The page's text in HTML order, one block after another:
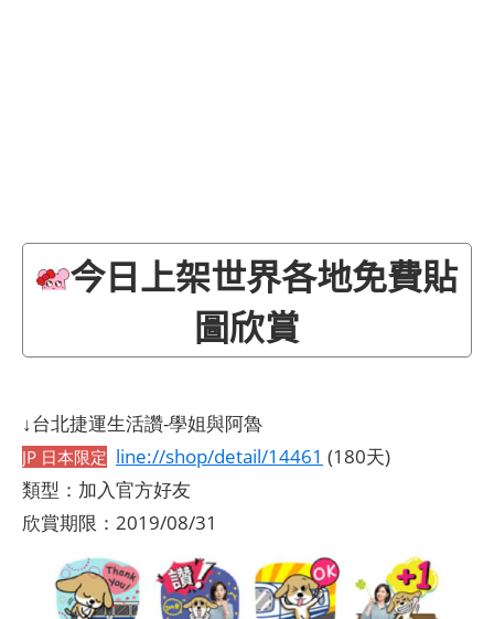
今日上架世界各地免費貼
圖欣賞
↓台北捷運生活讚-學姐與阿魯
JP 日本限定 line://shop/detail/14461 (180天)
類型：加入官方好友
欣賞期限：2019/08/31